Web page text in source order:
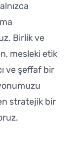
Birlik ve
mesleki etik
ve şeffaf bir
stratejik bir